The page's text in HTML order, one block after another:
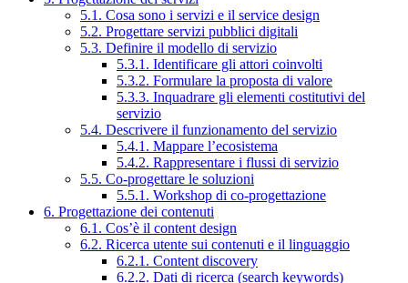
5.1. Cosa sono i servizi e il service design
5.2. Progettare servizi pubblici digitali
5.3. Definire il modello di servizio
5.3.1. Identificare gli attori coinvolti
5.3.2. Formulare la proposta di valore
5.3.3. Inquadrare gli elementi costitutivi del
servizio
5.4. Descrivere il funzionamento del servizio
5.4.1. Mappare l’ecosistema
5.4.2. Rappresentare i flussi di servizio
5.5. Co-progettare le soluzioni
5.5.1. Workshop di co-progettazione
6. Progettazione dei contenuti
6.1. Cos’è il content design
6.2. Ricerca utente sui contenuti e il linguaggio
6.2.1. Content discovery
6.2.2. Dati di ricerca (search keywords)